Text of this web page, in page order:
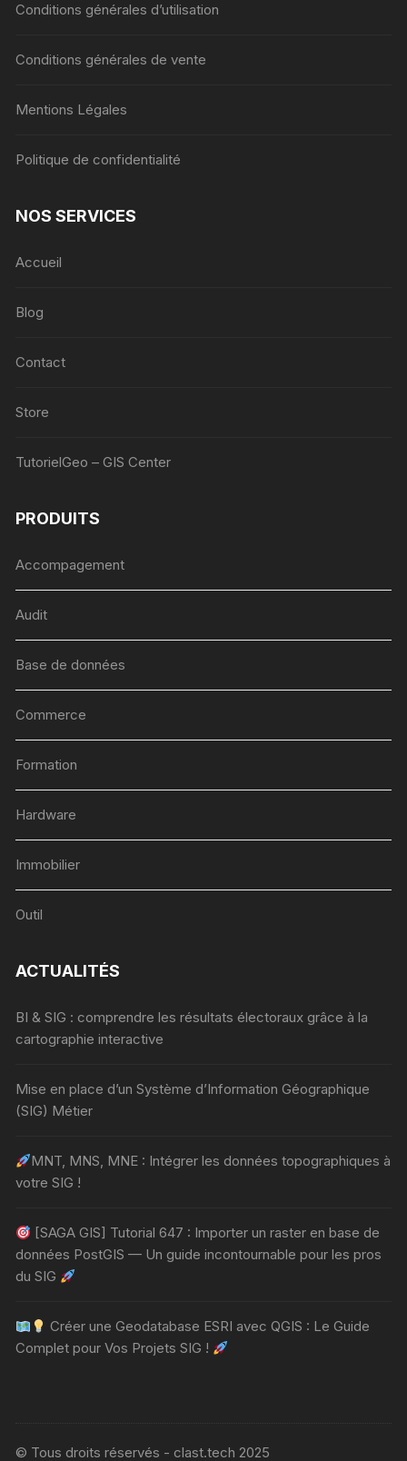
Conditions générales d’utilisation
Conditions générales de vente
Mentions Légales
Politique de confidentialité
NOS SERVICES
Accueil
Blog
Contact
Store
TutorielGeo – GIS Center
PRODUITS
Accompagement
Audit
Base de données
Commerce
Formation
Hardware
Immobilier
Outil
ACTUALITÉS
BI & SIG : comprendre les résultats électoraux grâce à la
cartographie interactive
Mise en place d’un Système d’Information Géographique
(SIG) Métier
MNT, MNS, MNE : Intégrer les données topographiques à
votre SIG !
[SAGA GIS] Tutorial 647 : Importer un raster en base de
données PostGIS — Un guide incontournable pour les pros
du SIG
Créer une Geodatabase ESRI avec QGIS : Le Guide
Complet pour Vos Projets SIG !
© Tous droits réservés - clast.tech 2025